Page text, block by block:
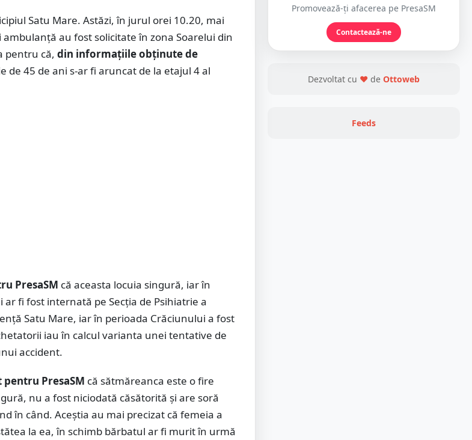
Satu Mare. Astăzi, în jurul orei 10.20, mai
au fost solicitate în zona Soarelui din
pentru că, din informațiile obținute de
de 45 de ani s-ar fi aruncat de la etajul 4 al
PresaSM că aceasta locuia singură, iar în
fi fost internată pe Secția de Psihiatrie a
Satu Mare, iar în perioada Crăciunului a fost
iau în calcul varianta unei tentative de
accident.
PresaSM că sătmăreanca este o fire
nu a fost niciodată căsătorită și are soră
în când. Aceștia au mai precizat că femeia a
la ea, în schimb bărbatul ar fi murit în urmă
Promovează-ți afacerea pe PresaSM
Contactează-ne
Dezvoltat cu ❤ de Ottoweb
Feeds